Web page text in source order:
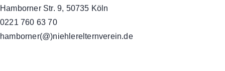
Hamborner Str. 9, 50735 Köln
0221 760 63 70
hamborner(@)niehlerelternverein.de